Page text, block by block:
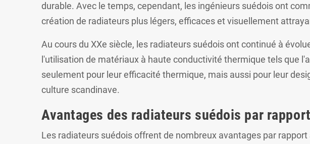
durable. Avec le temps, cependant, les ingénieurs suédois ont
création de radiateurs plus légers, efficaces et visuellement
Au cours du XXe siècle, les radiateurs suédois ont continué à
l'utilisation de matériaux à haute conductivité thermique tels que
seulement pour leur efficacité thermique, mais aussi pour leur
culture scandinave.
Avantages des radiateurs suédois par
Les radiateurs suédois offrent de nombreux avantages par